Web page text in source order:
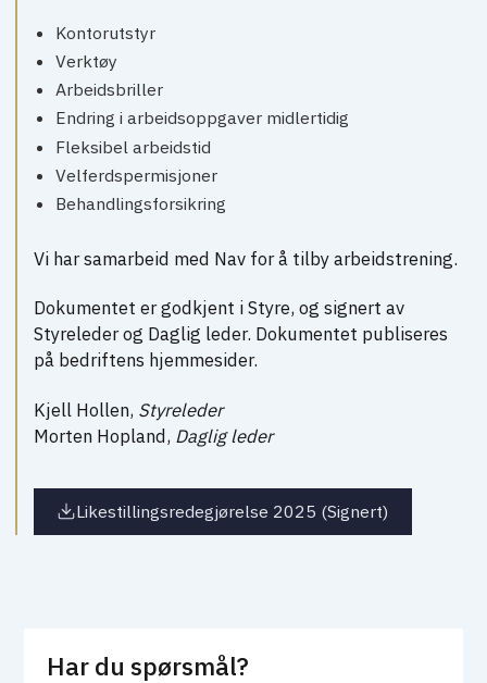
Kontorutstyr
Verktøy
Arbeidsbriller
Endring i arbeidsoppgaver midlertidig
Fleksibel arbeidstid
Velferdspermisjoner
Behandlingsforsikring
Vi har samarbeid med Nav for å tilby arbeidstrening.
Dokumentet er godkjent i Styre, og signert av
Styreleder og Daglig leder. Dokumentet publiseres
på bedriftens hjemmesider.
Kjell Hollen, Styreleder
Morten Hopland, Daglig leder
Likestillingsredegjørelse 2025 (Signert)
Har du spørsmål?